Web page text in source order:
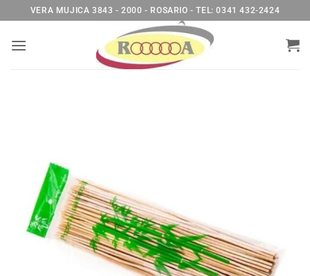
al
contenido
VERA MUJICA 3843 - 2000 - ROSARIO - TEL: 0341 432-2424